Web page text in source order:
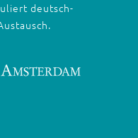
deutsch-